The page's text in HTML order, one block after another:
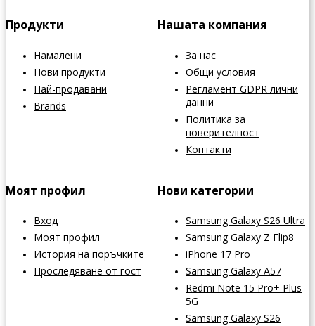
Продукти
Намалени
Нови продукти
Най-продавани
Brands
Нашата компания
За нас
Общи условия
Регламент GDPR лични
данни
Политика за
поверителност
Контакти
Моят профил
Вход
Моят профил
История на поръчките
Проследяване от гост
Нови категории
Samsung Galaxy S26 Ultra
Samsung Galaxy Z Flip8
iPhone 17 Pro
Samsung Galaxy A57
Redmi Note 15 Pro+ Plus
5G
Samsung Galaxy S26